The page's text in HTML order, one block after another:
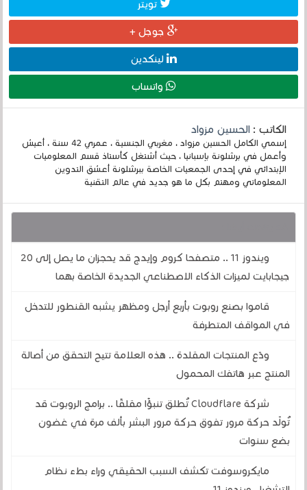
تويتر
جوجل +
لينكدين
واتساب
الكاتب :الحسين مزواد
إسمي الكامل الحسين مزواد ، مغربي الجنسية ، عمري 42 سنة ، أعيش
وأعمل في برشلونة بإسبانيا ، حيث أشتغل كأستاذ قسم المعلوميات
الإبتدائي في إحدى الجمعيات الخاصة ببرشلونة أعشق التدوين
المعلوماتي ومهتم بكل ما هو جديد في عالم التقنية
ويندوز 11 .. متصفحا كروم وإيدج قد يحجزان ما يصل إلى 20
جيجابايت لميزات الذكاء الاصطناعي الجديدة الخاصة بهما
قاموا بصنع روبوت بأربع أرجل ومظهر يشبه القنطور للتدخل
في المواقف المتطرفة
ودّع المنتجات المقلدة .. هذه العلامة تتيح التحقق من أصالة
المنتج عبر هاتفك المحمول
شركة Cloudflare تُطلق تنبؤًا مقلقًا .. برامج الروبوت قد
تُولّد حركة مرور تفوق حركة مرور البشر بألف مرة في غضون
بضع سنوات
مايكروسوفت تكشف السبب الحقيقي وراء بطء نظام